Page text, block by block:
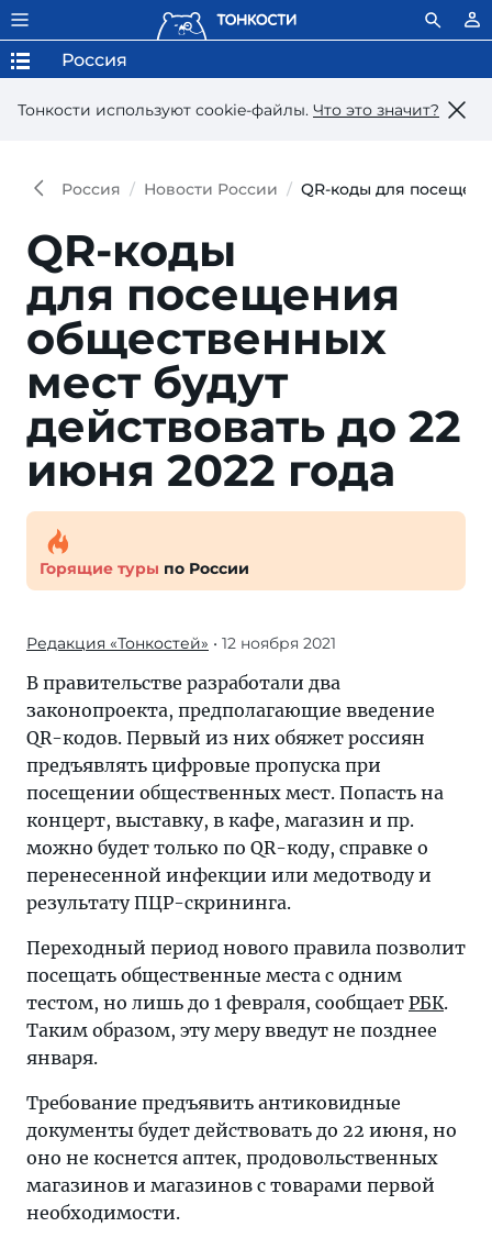
Тонкости используют сookie-файлы. Что это значит?
Россия
Россия Новости России QR-коды для
QR-коды
для посещения
общественных
мест будут
действовать до 22
июня 2022 года
Горящие туры по России
Редакция «Тонкостей» • 12 ноября 2021
В правительстве разработали два
законопроекта, предполагающие введение
QR-кодов. Первый из них обяжет россиян
предъявлять цифровые пропуска при
посещении общественных мест. Попасть на
концерт, выставку, в кафе, магазин и пр.
можно будет только по QR-коду, справке о
перенесенной инфекции или медотводу и
результату ПЦР-скрининга.
Переходный период нового правила позволит
посещать общественные места с одним
тестом, но лишь до 1 февраля, сообщает РБК.
Таким образом, эту меру введут не позднее
января.
Требование предъявить антиковидные
документы будет действовать до 22 июня, но
оно не коснется аптек, продовольственных
магазинов и магазинов с товарами первой
необходимости.